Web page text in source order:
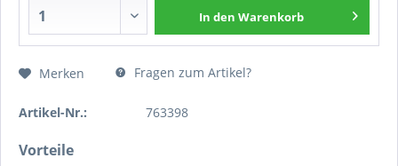
In den Warenkorb
Merken Fragen zum Artikel?
Artikel-Nr.: 763398
Vorteile